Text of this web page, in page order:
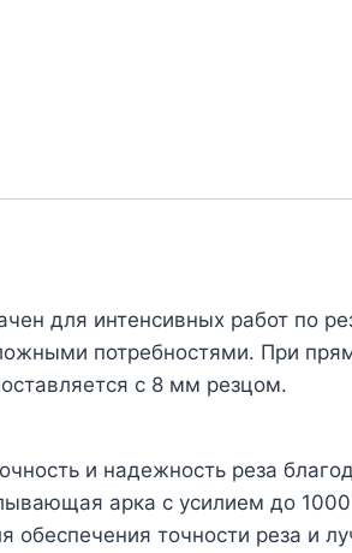
для интенсивных работ по
потребностями. При
с 8 мм резцом.
и надежность реза
арка с усилием до 1000
точности реза и